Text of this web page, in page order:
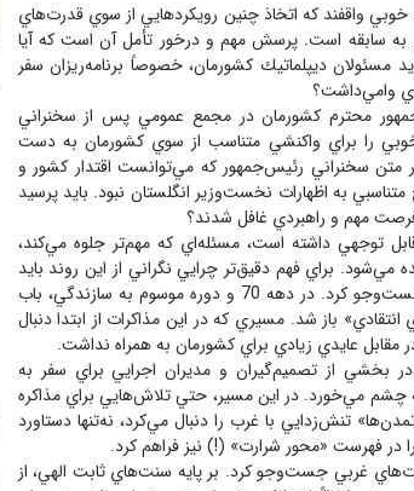
واقفند كه اتخاذ چنين رويكردهايي از سوي قدرت‌هاي
به سابقه است. پرسش مهم و درخور تأمل آن است كه آيا
ديپلماتيك كشورمان، خصوصاً برنامه‌ريزان سفر
وامي‌داشت؟
محترم كشورمان در مجمع عمومي پس از سخنراني
را براي واكنشي متناسب از سوي كشورمان به دست
متن سخنراني رئيس‌جمهور كه مي‌توانست اقتدار كشور و
به اظهارات نخست‌وزير انگلستان نبود. بايد پرسيد
مهم و راهبردي غافل شدند؟
توجهي داشته است، مسئله‌اي كه مهم‌تر جلوه مي‌كند،
براي فهم دقيق‌تر چرايي نگراني از اين روند بايد
پيشينه‌ اين تحولات را در تاريخ روابط خارجي كشورمان جست‌وجو كرد. در دهه 70 و دوره موسوم به سازندگي، باب
باز شد. مسيري كه در اين مذاكرات از ابتدا دنبال
عايدي زيادي براي كشورمان به همراه نداشت.
بخشي از تصميم‌گيران و مديران اجرايي براي سفر به
چشم مي‌خورد. در اين مسير، حتي تلاش‌هايي براي مذاكره
تنش‌زدايي با غرب را دنبال مي‌كرد، نه‌تنها دستاورد
در فهرست «محور شرارت» (!) نيز فراهم كرد.
غربي جست‌وجو كرد. بر پايه سنت‌هاي ثابت الهي، از